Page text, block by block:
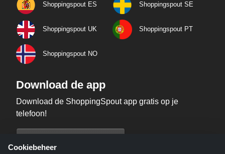
Shoppingspout ES Shoppingspout SE
Shoppingspout UK Shoppingspout PT
Shoppingspout NO
Download de app
Download de ShoppingSpout app gratis op je
telefoon!
Cookiebeheer